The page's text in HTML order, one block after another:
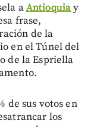
aAntioquiay
frase,
de la
en el Túnel del
de la Espriella
de sus votos en
los